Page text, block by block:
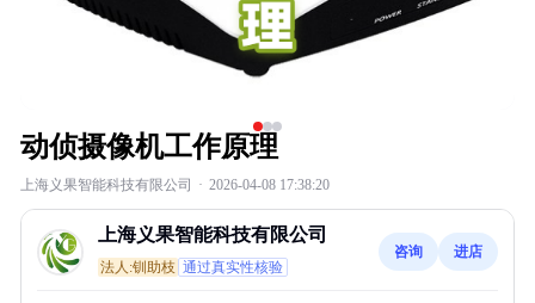
动侦摄像机工作原理
上海义果智能科技有限公司 · 2026-04-08 17:38:20
上海义果智能科技有限公司
法人:钏助枝 通过真实性核验
咨询 进店